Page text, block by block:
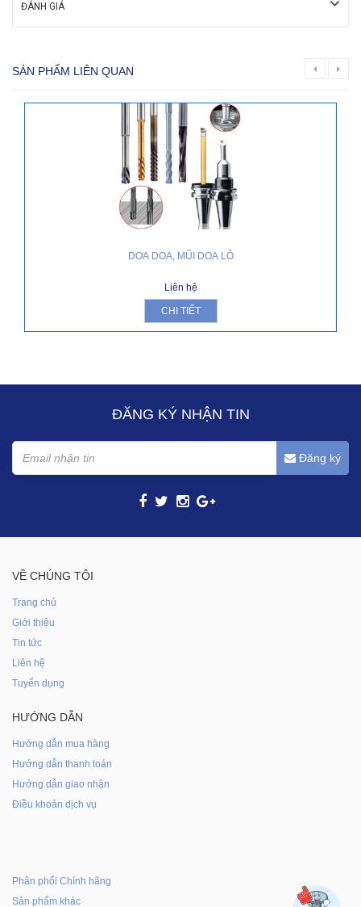
ĐÁNH GIÁ
SẢN PHẨM LIÊN QUAN
DOA DOA, MŨI DOA LỖ
Liên hệ
CHI TIẾT
ĐĂNG KÝ NHẬN TIN
Đăng ký
VỀ CHÚNG TÔI
Trang chủ
Giới thiệu
Tin tức
Liên hệ
Tuyển dụng
HƯỚNG DẪN
Hướng dẫn mua hàng
Hướng dẫn thanh toán
Hướng dẫn giao nhận
Điều khoản dịch vụ
Phân phối Chính hãng
Sản phẩm khác